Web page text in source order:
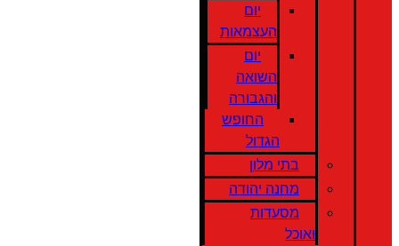
יום
העצמאות
יום
השואה
והגבורה
החופש
הגדול
בתי מלון
מחנה יהודה
מסעדות
ואוכל